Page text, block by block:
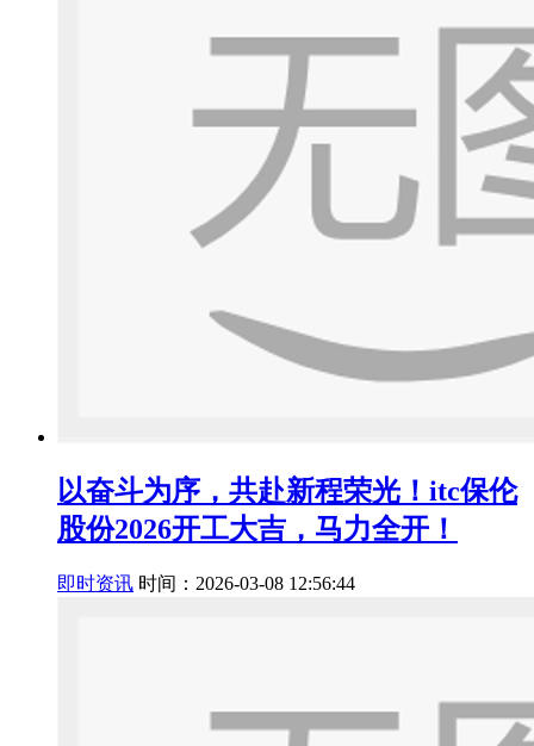
以奋斗为序，共赴新程荣光！itc保伦
股份2026开工大吉，马力全开！
即时资讯 时间：2026-03-08 12:56:44